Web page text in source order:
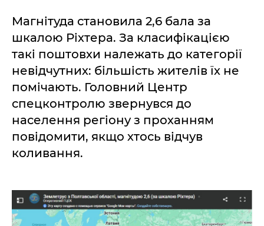
Магнітуда становила 2,6 бала за
шкалою Ріхтера. За класифікацією
такі поштовхи належать до категорії
невідчутних: більшість жителів їх не
помічають. Головний Центр
спецконтролю звернувся до
населення регіону з проханням
повідомити, якщо хтось відчув
коливання.